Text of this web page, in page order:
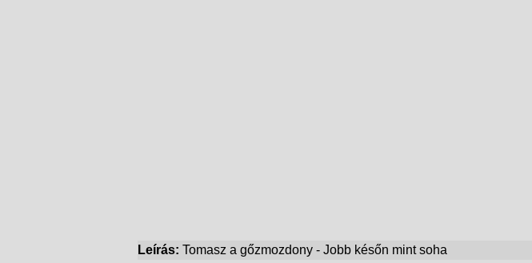
Leírás: Tomasz a gőzmozdony - Jobb későn mint soha